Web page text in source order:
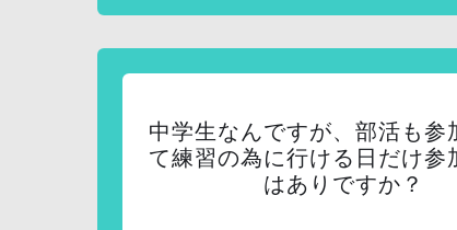
中学生なんですが、部活も参
て練習の為に行ける日だけ参
はありですか？